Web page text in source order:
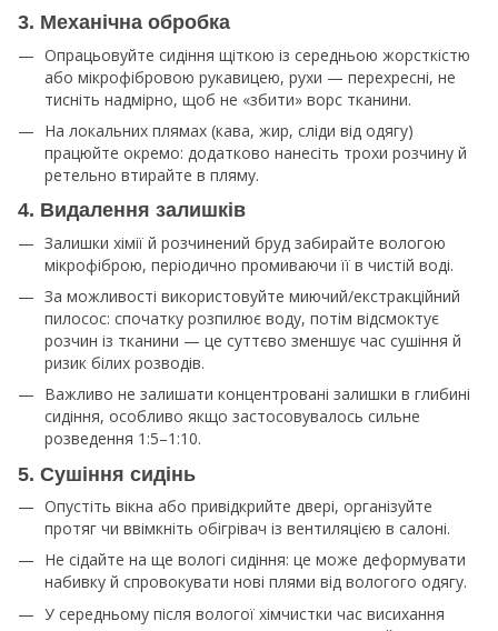
3. Механічна обробка
Опрацьовуйте сидіння щіткою із середньою жорсткістю
або мікрофібровою рукавицею, рухи — перехресні, не
тисніть надмірно, щоб не «збити» ворс тканини.​
На локальних плямах (кава, жир, сліди від одягу)
працюйте окремо: додатково нанесіть трохи розчину й
ретельно втирайте в пляму.​
4. Видалення залишків
Залишки хімії й розчинений бруд забирайте вологою
мікрофіброю, періодично промиваючи її в чистій воді.​
За можливості використовуйте миючий/екстракційний
пилосос: спочатку розпилює воду, потім відсмоктує
розчин із тканини — це суттєво зменшує час сушіння й
ризик білих розводів.​
Важливо не залишати концентровані залишки в глибині
сидіння, особливо якщо застосовувалось сильне
розведення 1:5–1:10.​
5. Сушіння сидінь
Опустіть вікна або привідкрийте двері, організуйте
протяг чи ввімкніть обігрівач із вентиляцією в салоні.​
Не сідайте на ще вологі сидіння: це може деформувати
набивку й спровокувати нові плями від вологого одягу.​
У середньому після вологої хімчистки час висихання